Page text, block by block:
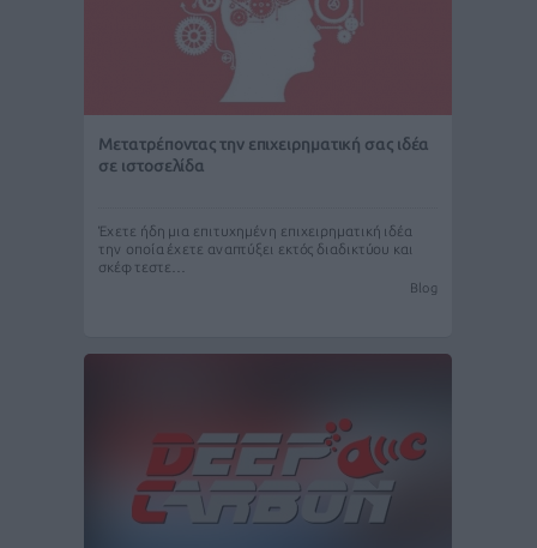
Μετατρέποντας την επιχειρηματική σας ιδέα
σε ιστοσελίδα
Έχετε ήδη μια επιτυχημένη επιχειρηματική ιδέα
την οποία έχετε αναπτύξει εκτός διαδικτύου και
σκέφτεστε…
Blog